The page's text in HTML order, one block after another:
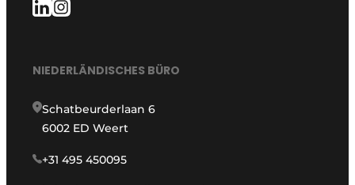
NIEDERLÄNDISCHES BÜRO
Schatbeurderlaan 6
6002 ED Weert
+31 495 450095